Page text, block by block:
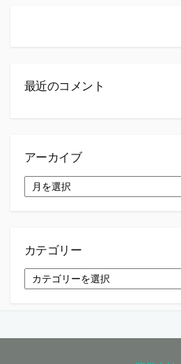
最近のコメント
アーカイブ
ー
カテゴリー
テ